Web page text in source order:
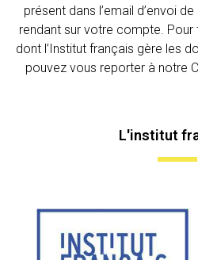
présent dans l’email d’envoi
rendant sur votre compte. Pour
dont l’Institut français gère les
pouvez vous reporter à notre
L'institut